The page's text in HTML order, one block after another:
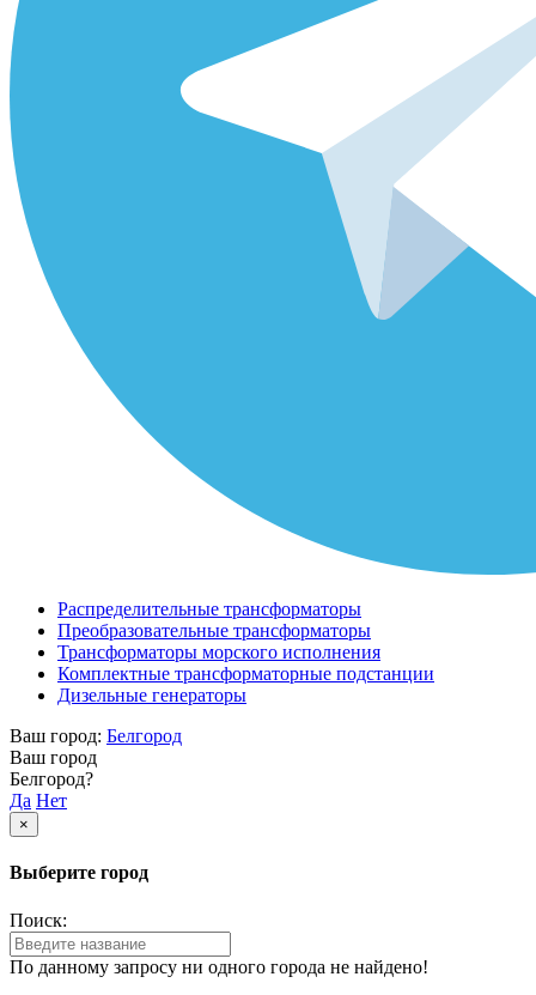
Распределительные трансформаторы
Преобразовательные трансформаторы
Трансформаторы морского исполнения
Комплектные трансформаторные подстанции
Дизельные генераторы
Ваш город: Белгород
Ваш город
Белгород?
Да Нет
×
Выберите город
Поиск:
По данному запросу ни одного города не найдено!